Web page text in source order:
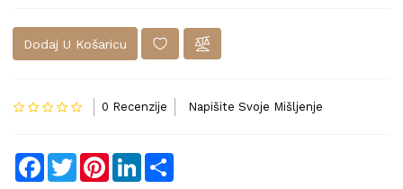
Dodaj U Košaricu
0 Recenzije Napišite Svoje Mišljenje
Facebook
TwitterPinterestLinkedIn